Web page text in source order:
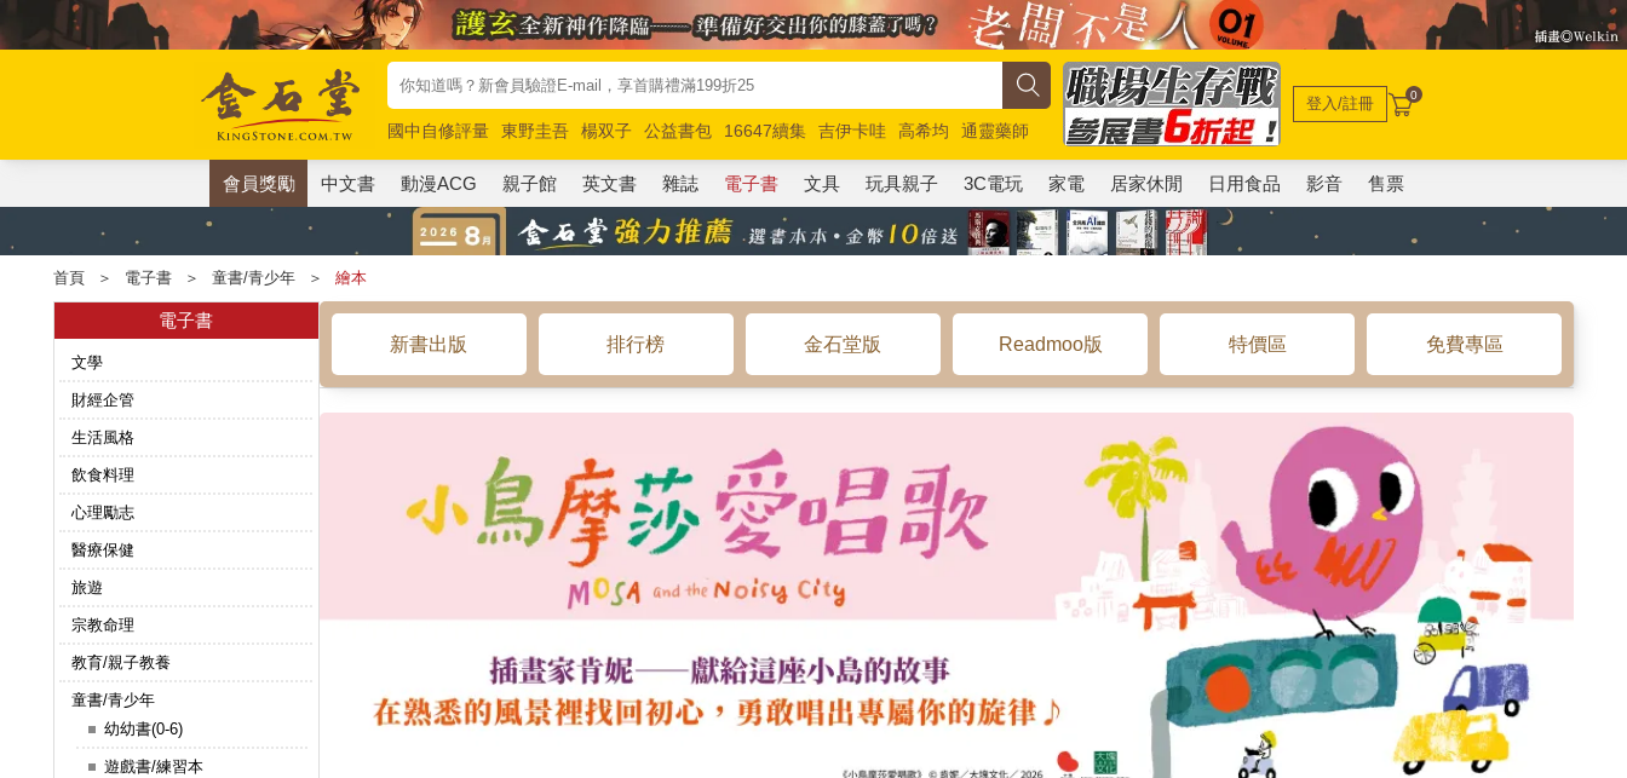
國中自修評量 東野圭吾 楊双子 公益書包 16647續集 吉伊卡哇 高希均
通靈藥師
唯紅花綻放
奧德賽 路邊攤新作 馬斯克 玩具總動員5 超慢跑
登入/註冊 0
會員獎勵 中文書 動漫ACG 親子館 英文書 雜誌 電子書 文具 玩具親子 3C電玩 家電 居家休閒 日用食品 影音 售票
首頁 ＞ 電子書 ＞ 童書/青少年 ＞ 繪本
電子書
文學
財經企管
生活風格
飲食料理
心理勵志
醫療保健
旅遊
宗教命理
教育/親子教養
童書/青少年
幼幼書(0-6)
遊戲書/練習本
新書出版 排行榜 金石堂版 Readmoo版 特價區 免費專區